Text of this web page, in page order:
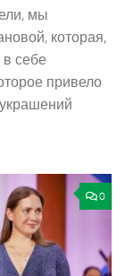
мы
которая,
себе
привело
0